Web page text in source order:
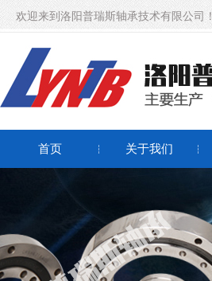
欢迎来到洛阳普瑞斯轴承技术有限公司！
首页 关于我们